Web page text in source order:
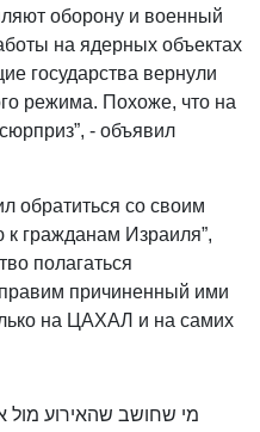
оборону и военный
на ядерных объектах
государства вернули
режима. Похоже, что на
- объявил
обратиться со своим
гражданам Израиля”,
полагаться
причиненный ими
на ЦАХАЛ и на самих
מי שחושב שהאירוע מול